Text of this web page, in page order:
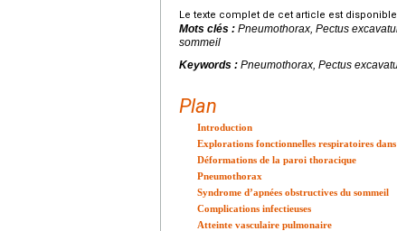
Le texte complet de cet article est disponible
Mots clés : Pneumothorax, Pectus
sommeil
Keywords : Pneumothorax, Pectus
Plan
Introduction
Explorations fonctionnelles respiratoires
Déformations de la paroi thoracique
Pneumothorax
Syndrome d’apnées obstructives du sommeil
Complications infectieuses
Atteinte vasculaire pulmonaire